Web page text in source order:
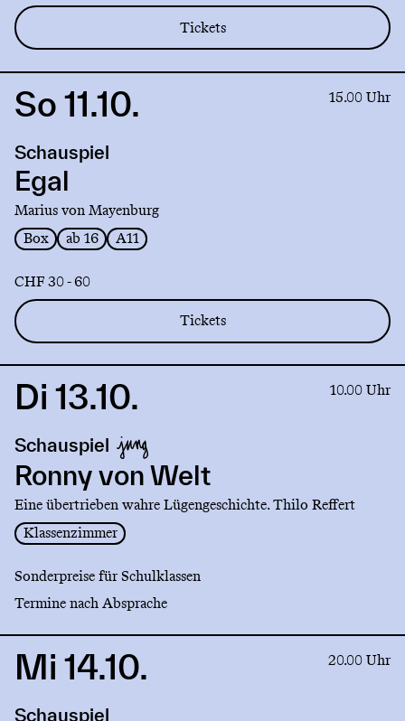
Tickets
Link
Egal
So 11.10. 15.00 Uhr
Schauspiel
Egal
Marius von Mayenburg
Box
ab 16 A11
CHF 30 - 60
Tickets
Link
Ronny
von
Welt
Di 13.10. 10.00 Uhr
Schauspiel
Ronny von Welt
Eine übertrieben wahre Lügengeschichte. Thilo Reffert
Klassenzimmer
Sonderpreise für Schulklassen
Termine nach Absprache
LinkMi 14.10. 20.00 Uhr
Schauspiel